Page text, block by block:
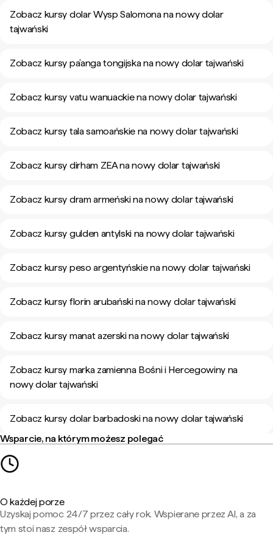
Zobacz kursy dolar Wysp Salomona na nowy dolar
tajwański
Zobacz kursy pa’anga tongijska na nowy dolar tajwański
Zobacz kursy vatu wanuackie na nowy dolar tajwański
Zobacz kursy tala samoańskie na nowy dolar tajwański
Zobacz kursy dirham ZEA na nowy dolar tajwański
Zobacz kursy dram armeński na nowy dolar tajwański
Zobacz kursy gulden antylski na nowy dolar tajwański
Zobacz kursy peso argentyńskie na nowy dolar tajwański
Zobacz kursy florin arubański na nowy dolar tajwański
Zobacz kursy manat azerski na nowy dolar tajwański
Zobacz kursy marka zamienna Bośni i Hercegowiny na
nowy dolar tajwański
Zobacz kursy dolar barbadoski na nowy dolar tajwański
Wsparcie, na którym możesz polegać
O każdej porze
Uzyskaj pomoc 24/7 przez cały rok. Wspierane przez AI, a za
tym stoi nasz zespół wsparcia.